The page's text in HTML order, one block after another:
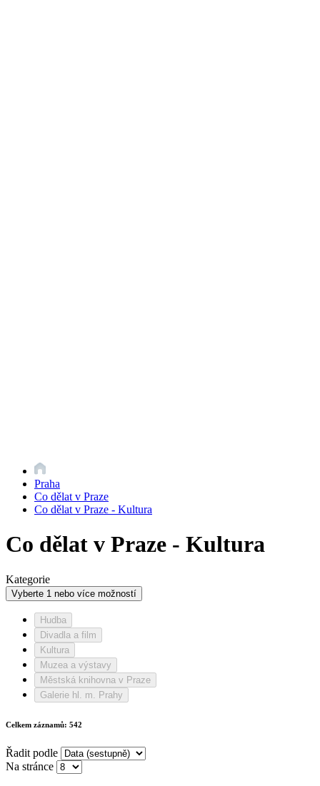
Praha
Co dělat v Praze
Co dělat v Praze - Kultura
Co dělat v Praze - Kultura
Kategorie
Vyberte 1 nebo více možností
Hudba
Divadla a film
Kultura
Muzea a výstavy
Městská knihovna v Praze
Galerie hl. m. Prahy
Celkem záznamů: 542
Řadit podle
Na stránce